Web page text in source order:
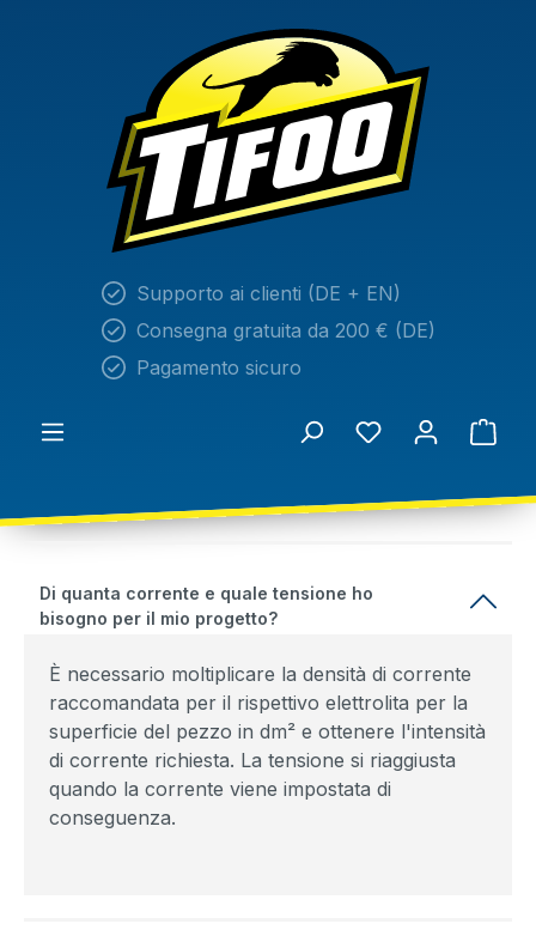
Supporto ai clienti (DE + EN)
Consegna gratuita da 200 € (DE)
Pagamento sicuro
Di quanta corrente e quale tensione ho
bisogno per il mio progetto?
È necessario moltiplicare la densità di corrente
raccomandata per il rispettivo elettrolita per la
superficie del pezzo in dm² e ottenere l'intensità
di corrente richiesta. La tensione si riaggiusta
quando la corrente viene impostata di
conseguenza.